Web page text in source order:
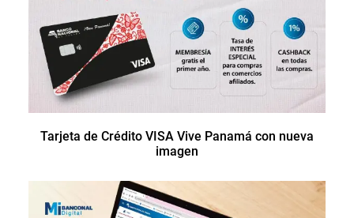
Tarjeta de Crédito VISA Vive Panamá con nueva
imagen